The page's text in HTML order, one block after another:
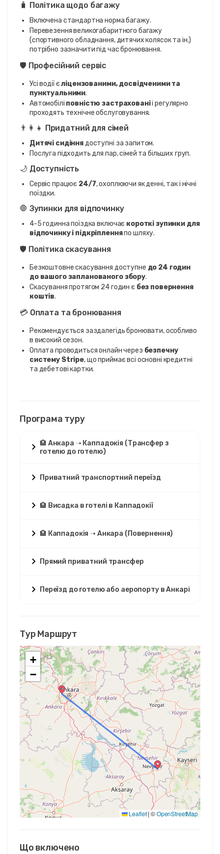
🧳 Політика щодо багажу
Включена стандартна норма багажу.
Перевезення великогабаритного багажу
(спортивного обладнання, дитячих колясок та ін.)
потрібно зазначити під час бронювання.
🛡️ Професійний сервіс
Усі водії єліцензованими, досвідченими та
пунктуальними.
Автомобілі повністю застрахованіі регулярно
проходять технічне обслуговування.
👨‍👩‍👧 Придатний для сімей
Дитячі сидіннядоступні за запитом.
Послуга підходить для пар, сімей та більших груп.
🌙 Доступність
Сервіс працює 24/7, охоплюючи як денні, так і нічні
поїздки.
🛑 Зупинки для відпочинку
4-5 годинна поїздка включає короткі зупинки для
відпочинку і підкріпленняпо шляху.
🛡️ Політика скасування
Безкоштовне скасування доступне до 24 годин
до вашого запланованого збору.
Скасування протягом 24 годин є без повернення
коштів.
💳 Оплата та бронювання
Рекомендується заздалегідь бронювати, особливо
в високий сезон.
Оплата проводиться онлайн через безпечну
систему Stripe, що приймає всі основні кредитні
та дебетові картки.
Програма туру
🏨 Анкара ➝ Каппадокія (Трансфер з
готелю до готелю)
Приватний транспортний переїзд
🏨 Висадка в готелі в Каппадокії
🏨 Каппадокія ➝ Анкара (Повернення)
Прямий приватний трансфер
Переїзд до готелю або аеропорту в Анкарі
Тур Маршрут
+
−
Leaflet|©OpenStreetMap
Що включено